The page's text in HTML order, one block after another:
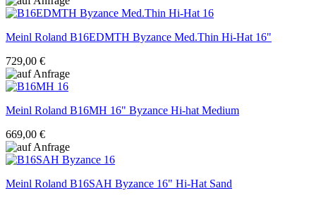
Meinl Roland B16EDMTH Byzance Med.Thin Hi-Hat 16"
729,00 €
Meinl Roland B16MH 16" Byzance Hi-hat Medium
669,00 €
Meinl Roland B16SAH Byzance 16" Hi-Hat Sand